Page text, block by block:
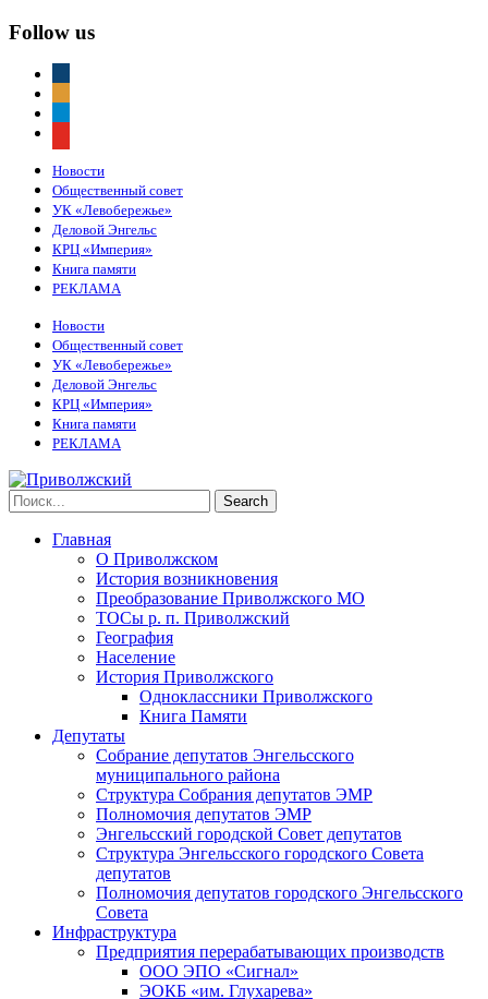
Follow us
Новости
Общественный совет
УК «Левобережье»
Деловой Энгельс
КРЦ «Империя»
Книга памяти
РЕКЛАМА
Новости
Общественный совет
УК «Левобережье»
Деловой Энгельс
КРЦ «Империя»
Книга памяти
РЕКЛАМА
Главная
О Приволжском
История возникновения
Преобразование Приволжского МО
ТОСы р. п. Приволжский
География
Население
История Приволжского
Одноклассники Приволжского
Книга Памяти
Депутаты
Собрание депутатов Энгельсского
муниципального района
Структура Собрания депутатов ЭМР
Полномочия депутатов ЭМР
Энгельсский городской Совет депутатов
Структура Энгельсского городского Совета
депутатов
Полномочия депутатов городского Энгельсского
Совета
Инфраструктура
Предприятия перерабатывающих производств
ООО ЭПО «Сигнал»
ЭОКБ «им. Глухарева»